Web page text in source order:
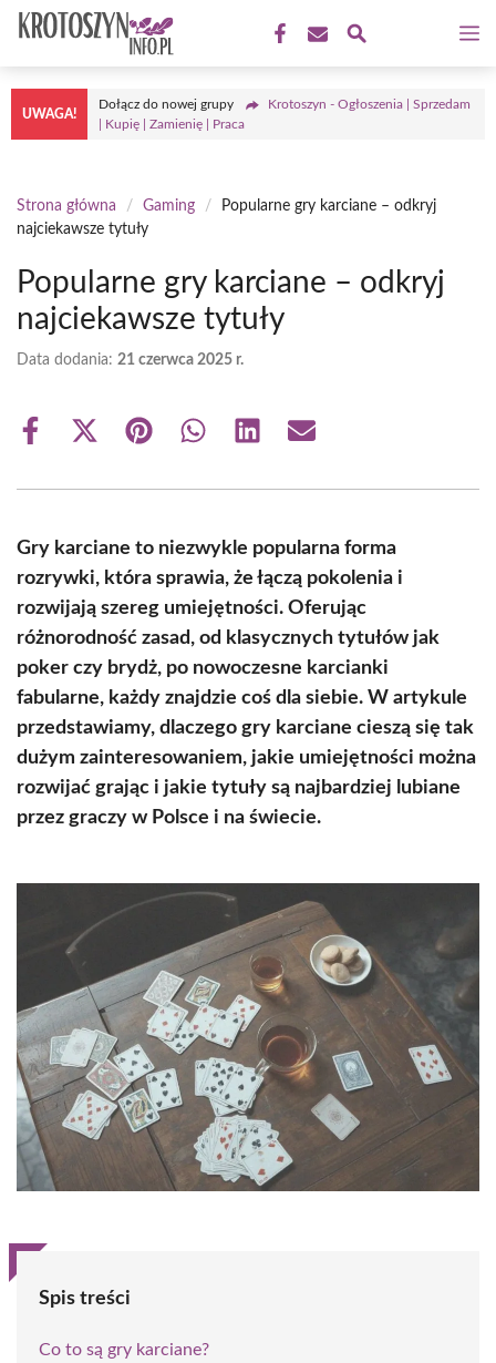
Przejdź
treści
UWAGA!
Dołącz do nowej grupy
Krotoszyn - Ogłoszenia | Sprzedam
| Kupię | Zamienię | Praca
Strona główna / Gaming /
Popularne gry karciane – odkryj
najciekawsze tytuły
Popularne gry karciane – odkryj
najciekawsze tytuły
Data dodania: 21 czerwca 2025 r.
Share
Share
(Twitter)
Share Share Share Share
Gry karciane to niezwykle popularna forma
rozrywki, która sprawia, że łączą pokolenia i
rozwijają szereg umiejętności. Oferując
różnorodność zasad, od klasycznych tytułów jak
poker czy brydż, po nowoczesne karcianki
fabularne, każdy znajdzie coś dla siebie. W artykule
przedstawiamy, dlaczego gry karciane cieszą się tak
dużym zainteresowaniem, jakie umiejętności można
rozwijać grając i jakie tytuły są najbardziej lubiane
przez graczy w Polsce i na świecie.
Spis treści
Co to są gry karciane?